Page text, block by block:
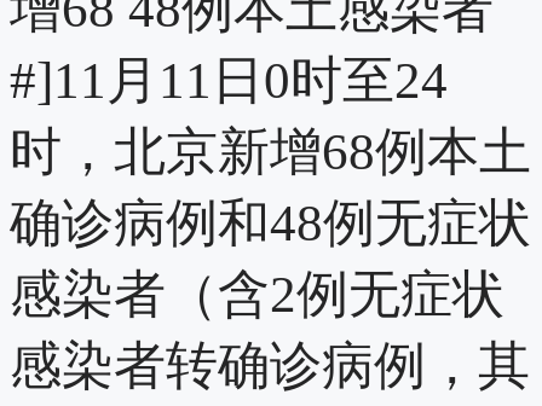
#]11月11日0时至24
时，北京新增68例本土
确诊病例和48例无症状
感染者（含2例无症状
感染者转确诊病例，其